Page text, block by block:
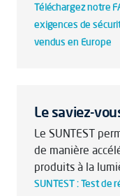
Téléchargez notre
exigences de
vendus en Europe
Le saviez-
Le SUNTEST
de manière
produits à la
SUNTEST : Test de